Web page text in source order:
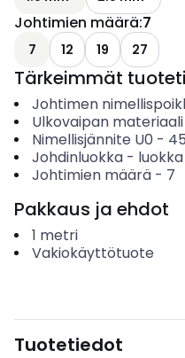
Johtimien määrä:7
7 12 19 27
Tärkeimmät
Johtimen
Ulkovaipan materiaali
Nimellisjännite U0 -
Johdinluokka-
Johtimien määrä- 7
Pakkaus ja ehdot
1 metri
Vakiokäyttötuote
Tuotetiedot